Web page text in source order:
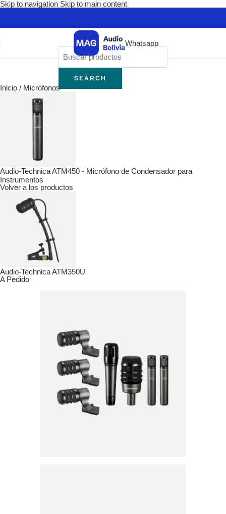
Skip to navigation Skip to main content
Whatsapp
SEARCH
Inicio / Micrófonos
Audio-Technica ATM450 - Micrófono de Condensador para
Instrumentos
Volver a los productos
Audio-Technica ATM350U
A Pedido